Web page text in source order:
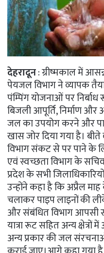
देहरादून: ग्रीष्मकाल में
पेयजल विभाग ने व्यापक
पंम्पिंग योजनाओं पर
बिजली आपूर्ति, निर्माण और
जल का उपयोग करने और
खास जोर दिया गया है।
विभाग संकट से पर पाने के
एवं स्वच्छता विभाग के
प्रदेश के सभी
उन्होंने कहा है कि अप्रैल
चलाकर पाइप लाइनों की
और संबंधित विभाग आपसी
यात्रा रूट सहित अन्य
अन्य प्रकार की जल